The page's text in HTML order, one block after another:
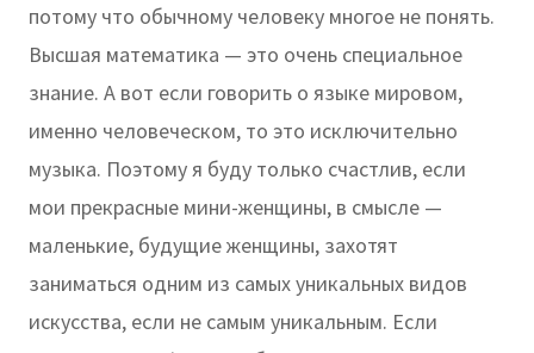
потому что обычному человеку многое не понять.
Высшая математика — это очень специальное
знание. А вот если говорить о языке мировом,
именно человеческом, то это исключительно
музыка. Поэтому я буду только счастлив, если
мои прекрасные мини-женщины, в смысле —
маленькие, будущие женщины, захотят
заниматься одним из самых уникальных видов
искусства, если не самым уникальным. Если